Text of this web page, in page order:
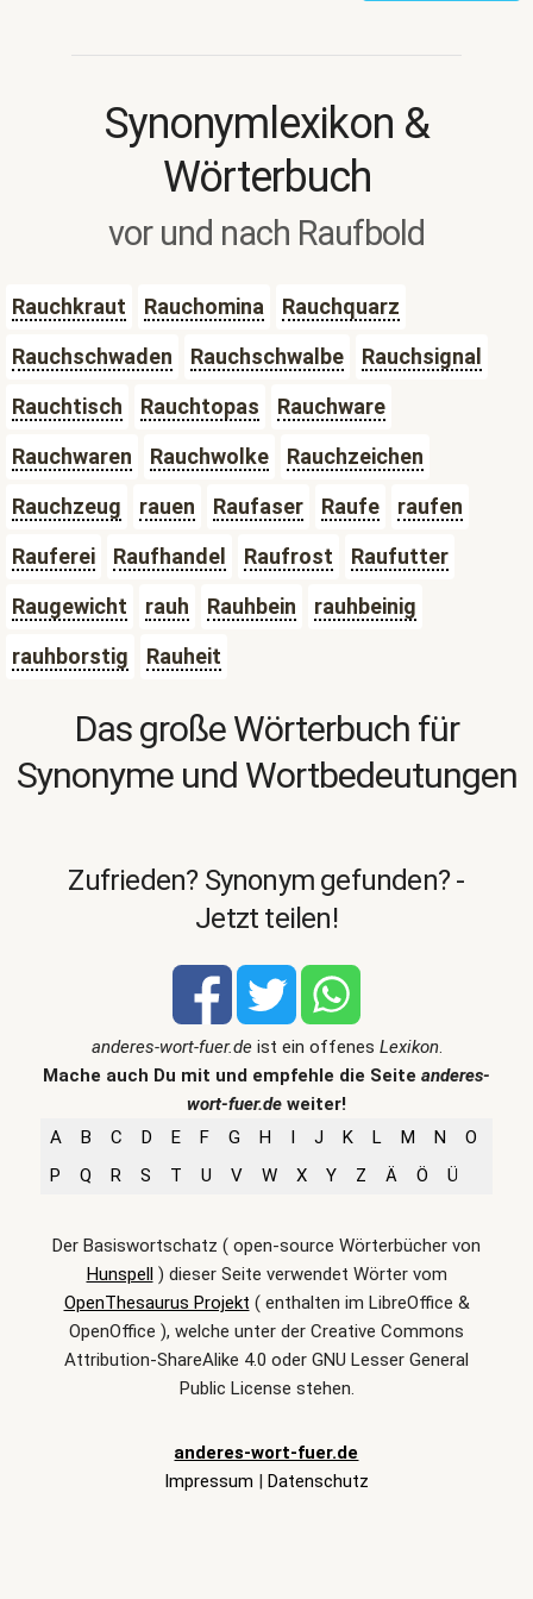
Synonymlexikon &
Wörterbuch
vor und nach Raufbold
Rauchkraut Rauchomina
Rauchquarz
Rauchschwaden
Rauchschwalbe
Rauchsignal
Rauchtisch
Rauchtopas
Rauchware
Rauchwaren
Rauchwolke
Rauchzeichen
Rauchzeug
rauen Raufaser Raufe
raufen
Rauferei
Raufhandel Raufrost
Raufutter
Raugewicht
rauh Rauhbein
rauhbeinig
rauhborstig
Rauheit
Das große Wörterbuch für
Synonyme und Wortbedeutungen
Zufrieden? Synonym gefunden? -
Jetzt teilen!
anderes-wort-fuer.deist ein offenes Lexikon.
Mache auch Du mit und empfehle die Seite anderes-
wort-fuer.de weiter!
A
B C D E F G H I J K L M N
O
P
Q R S T U V W X Y Z Ä Ö Ü
Der Basiswortschatz ( open-source Wörterbücher von
Hunspell) dieser Seite verwendet Wörter vom
OpenThesaurus Projekt ( enthalten im LibreOffice &
OpenOffice ), welche unter der Creative Commons
Attribution-ShareAlike 4.0 oder GNU Lesser General
Public License stehen.
anderes-wort-fuer.de
Impressum | Datenschutz